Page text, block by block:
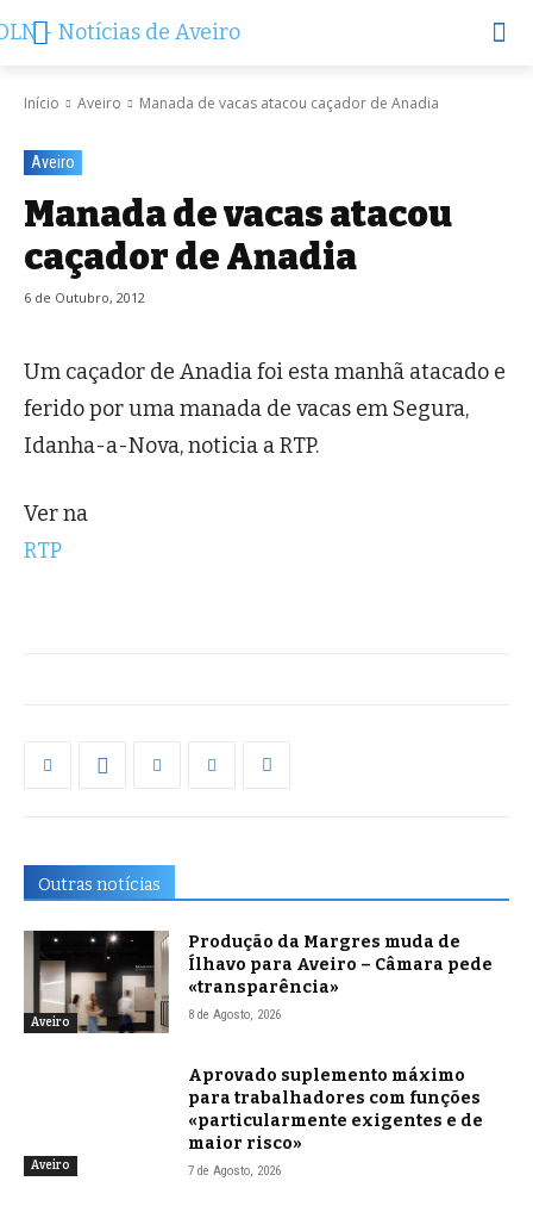
Início Aveiro Manada de vacas atacou caçador de Anadia
Aveiro
Manada de vacas atacou
caçador de Anadia
6 de Outubro, 2012
Um caçador de Anadia foi esta manhã atacado e
ferido por uma manada de vacas em Segura,
Idanha-a-Nova, noticia a RTP.
Ver na
RTP
Outras notícias
Aveiro
Produção da Margres muda de
Ílhavo para Aveiro – Câmara pede
«transparência»
8 de Agosto, 2026
Aveiro
Aprovado suplemento máximo
para trabalhadores com funções
«particularmente exigentes e de
maior risco»
7 de Agosto, 2026